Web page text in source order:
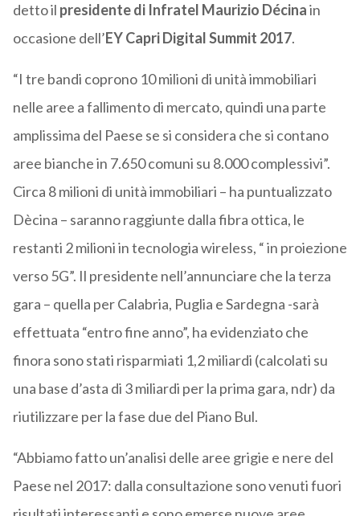
detto il presidente di Infratel Maurizio Décinain
occasione dell’EY Capri Digital Summit 2017.
“I tre bandi coprono 10 milioni di unità immobiliari
nelle aree a fallimento di mercato, quindi una parte
amplissima del Paese se si considera che si contano
aree bianche in 7.650 comuni su 8.000 complessivi”.
Circa 8 milioni di unità immobiliari – ha puntualizzato
Dècina – saranno raggiunte dalla fibra ottica, le
restanti 2 milioni in tecnologia wireless, “ in proiezione
verso 5G”. Il presidente nell’annunciare che la terza
gara – quella per Calabria, Puglia e Sardegna -sarà
effettuata “entro fine anno”, ha evidenziato che
finora sono stati risparmiati 1,2 miliardi (calcolati su
una base d’asta di 3 miliardi per la prima gara, ndr) da
riutilizzare per la fase due del Piano Bul.
“Abbiamo fatto un’analisi delle aree grigie e nere del
Paese nel 2017: dalla consultazione sono venuti fuori